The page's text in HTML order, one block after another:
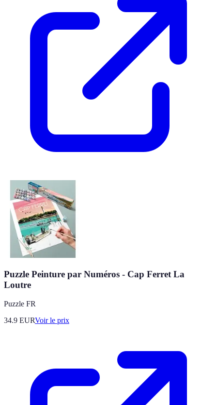
Puzzle Peinture par Numéros - Cap Ferret La
Loutre
Puzzle FR
34.9 EURVoir le prix